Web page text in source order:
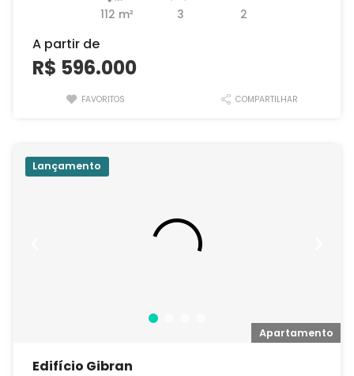
112 m² 3 2
A partir de
R$ 596.000
FAVORITOS COMPARTILHAR
Apartamento
Lançamento
Edifício Gibran